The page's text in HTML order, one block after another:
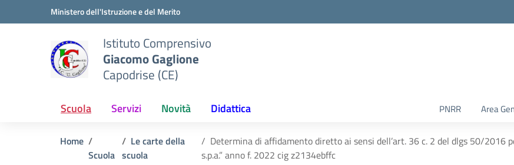
Vai ai contenuti
Vai al menu di navigazioneMinistero dell'Istruzione e del Merito
Istituto Comprensivo
Giacomo Gaglione
Capodrise (CE)
Scuola Servizi Novità Didattica PNRR Area
Home
Scuola
Le carte della
scuola
Determina di affidamento diretto ai sensi dell’art. 36 c. 2 del dlgs 50/2016
s.p.a.” anno f. 2022 cig z2134ebffc